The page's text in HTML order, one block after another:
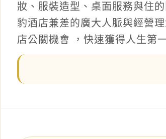
妝、服裝造型、桌面服務與住
豹酒店兼差的廣大人脈與經營
店公關機會 ，快速獲得人生第